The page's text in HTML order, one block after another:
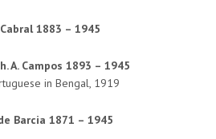
1883 – 1945
A. Campos 1893 – 1945
in Bengal, 1919
Barcia 1871 – 1945